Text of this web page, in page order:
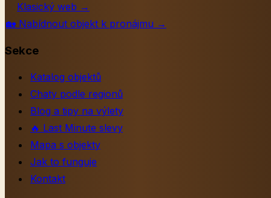
Klasický web →
🏡 Nabídnout objekt k pronájmu →
Sekce
Katalog objektů
Chaty podle regionů
Blog a tipy na výlety
🔥 Last Minute slevy
Mapa s objekty
Jak to funguje
Kontakt